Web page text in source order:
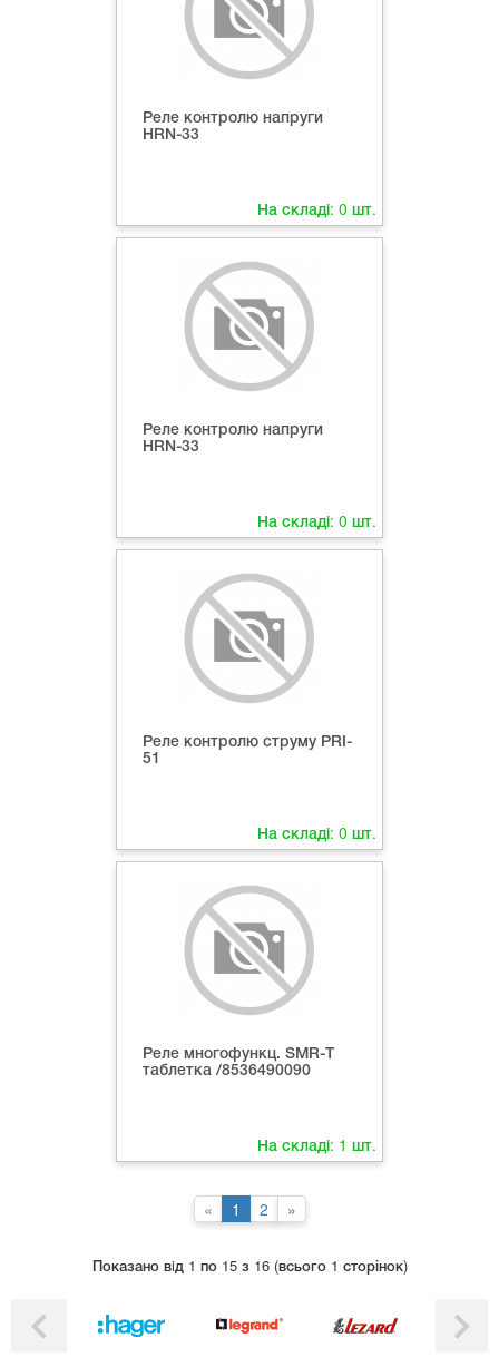
Реле контролю напруги
HRN-33
На складі: 0 шт.
Реле контролю напруги
HRN-33
На складі: 0 шт.
Реле контролю струму PRI-
51
На складі: 0 шт.
Реле многофункц. SMR-T
таблетка /8536490090
На складі: 1 шт.
« 1 2 »
Показано вiд 1 по 15 з 16 (всього 1 сторінок)